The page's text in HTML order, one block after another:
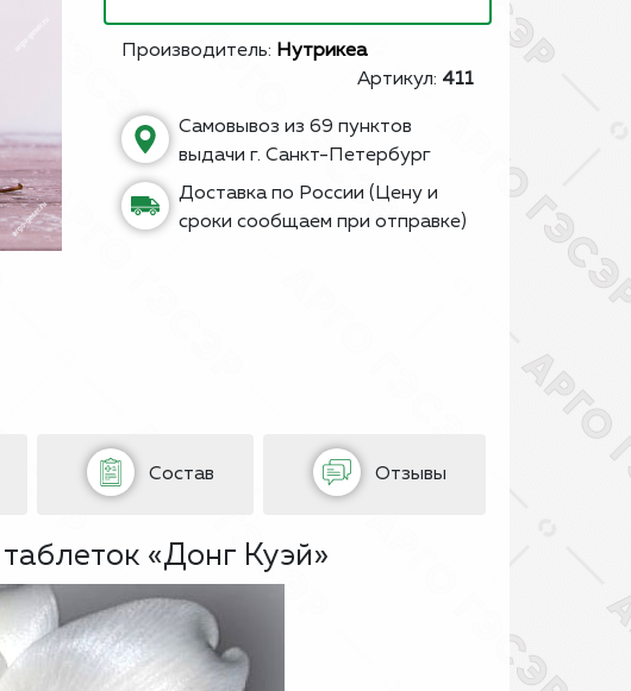
Производитель: Нутрикеа
Артикул: 411
Самовывоз из 69 пунктов
выдачи г. Санкт-Петербург
Доставка по России (Цену и
сроки сообщаем при отправке)
Состав Отзывы
«Донг Куэй»